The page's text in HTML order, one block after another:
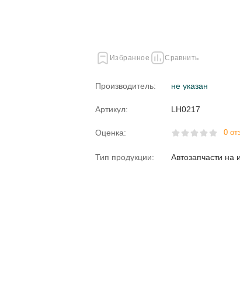
Избранное Сравнить
Производитель: не указан
Артикул: LH0217
Оценка: 0
Тип продукции: Автозапчасти на